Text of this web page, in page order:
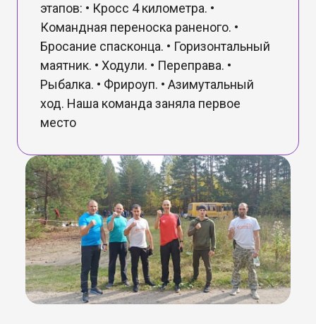
этапов: • Кросс 4 километра. •
Командная переноска раненого. •
Бросание спасконца. • Горизонтальный
маятник. • Ходули. • Переправа. •
Рыбалка. • Фрироуп. • Азимутальный
ход. Наша команда заняла первое
место